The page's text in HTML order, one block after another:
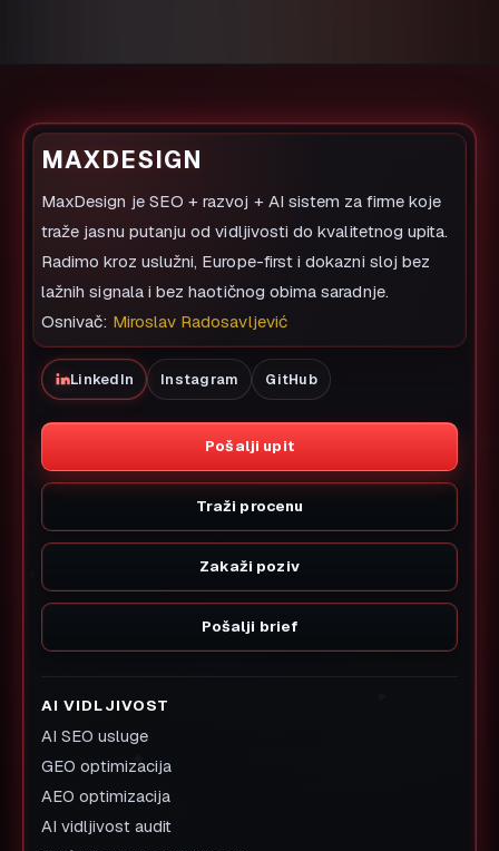
MAXDESIGN
MaxDesign je SEO + razvoj + AI sistem za firme koje
traže jasnu putanju od vidljivosti do kvalitetnog upita.
Radimo kroz uslužni, Europe-first i dokazni sloj bez
lažnih signala i bez haotičnog obima saradnje.
Osnivač: Miroslav Radosavljević
LinkedIn Instagram GitHub
Pošalji upit
Traži procenu
Zakaži poziv
Pošalji brief
AI VIDLJIVOST
AI SEO usluge
GEO optimizacija
AEO optimizacija
AI vidljivost audit